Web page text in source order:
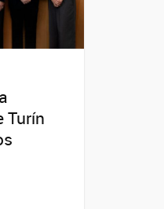
Turín